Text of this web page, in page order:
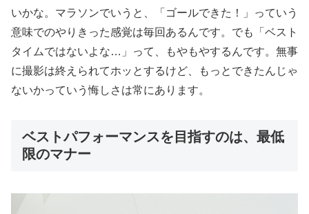
いかな。マラソンでいうと、「ゴールできた！」っていう
意味でのやりきった感覚は毎回あるんです。でも「ベスト
タイムではないよな…」って、もやもやするんです。無事
に撮影は終えられてホッとするけど、もっとできたんじゃ
ないかっていう悔しさは常にあります。
ベストパフォーマンスを目指すのは、最低
限のマナー